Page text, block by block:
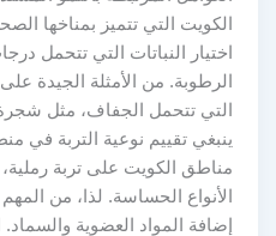
الكويت التي تتميز بمناخها
اختيار النباتات التي تتحمل
الرطوبة. من الأمثلة الجيدة
التي تتحمل الجفاف، مثل
ينبغي تقييم نوعية التربة في
مناطق الكويت على تربة رملية،
الأنواع الحساسة. لذا، من
إضافة المواد العضوية والسماد.